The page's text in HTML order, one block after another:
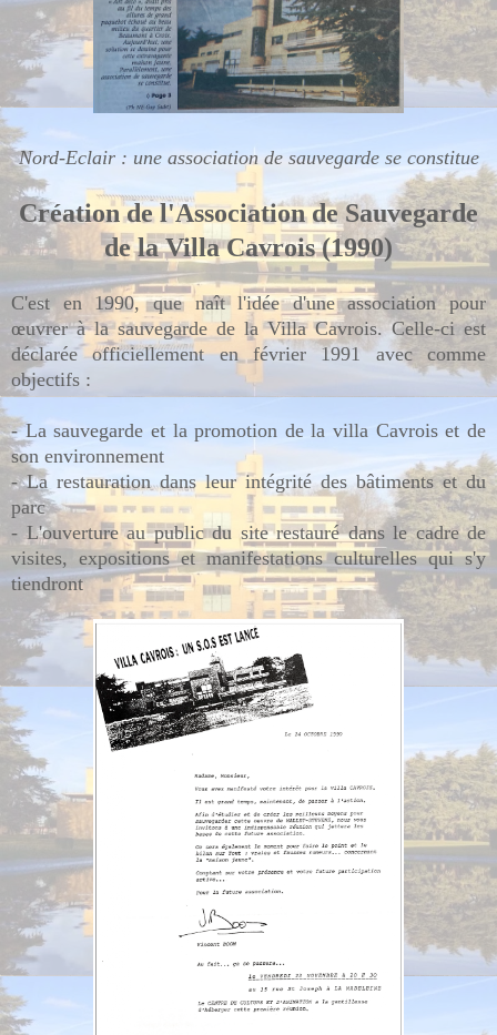
Nord-Eclair : une association de sauvegarde se constitue
Création de l'Association de Sauvegarde
de la Villa Cavrois (1990)
C'est en 1990, que naît l'idée d'une association pour
œuvrer à la sauvegarde de la Villa Cavrois. Celle-ci est
déclarée officiellement en février 1991 avec comme
objectifs :
- La sauvegarde et la promotion de la villa Cavrois et de
son environnement
- La restauration dans leur intégrité des bâtiments et du
parc
- L'ouverture au public du site restauré dans le cadre de
visites, expositions et manifestations culturelles qui s'y
tiendront